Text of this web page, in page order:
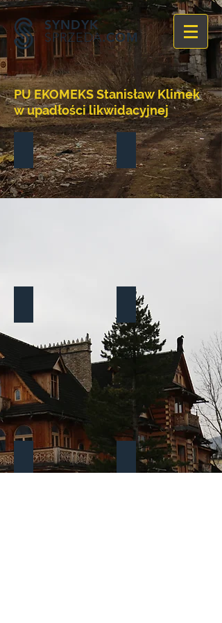
SYNDYK
SPRZEDA.COM
PU EKOMEKS Stanisław Klimek
w upadłości likwidacyjnej
Ogólne informacje Aktualności
Informacje dla wierzycieliZgłoszenia
Lista wierzytelności Skład masy